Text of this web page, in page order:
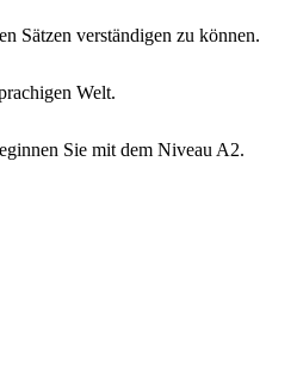
Sätzen verständigen zu können.
Welt.
Sie mit dem Niveau A2.